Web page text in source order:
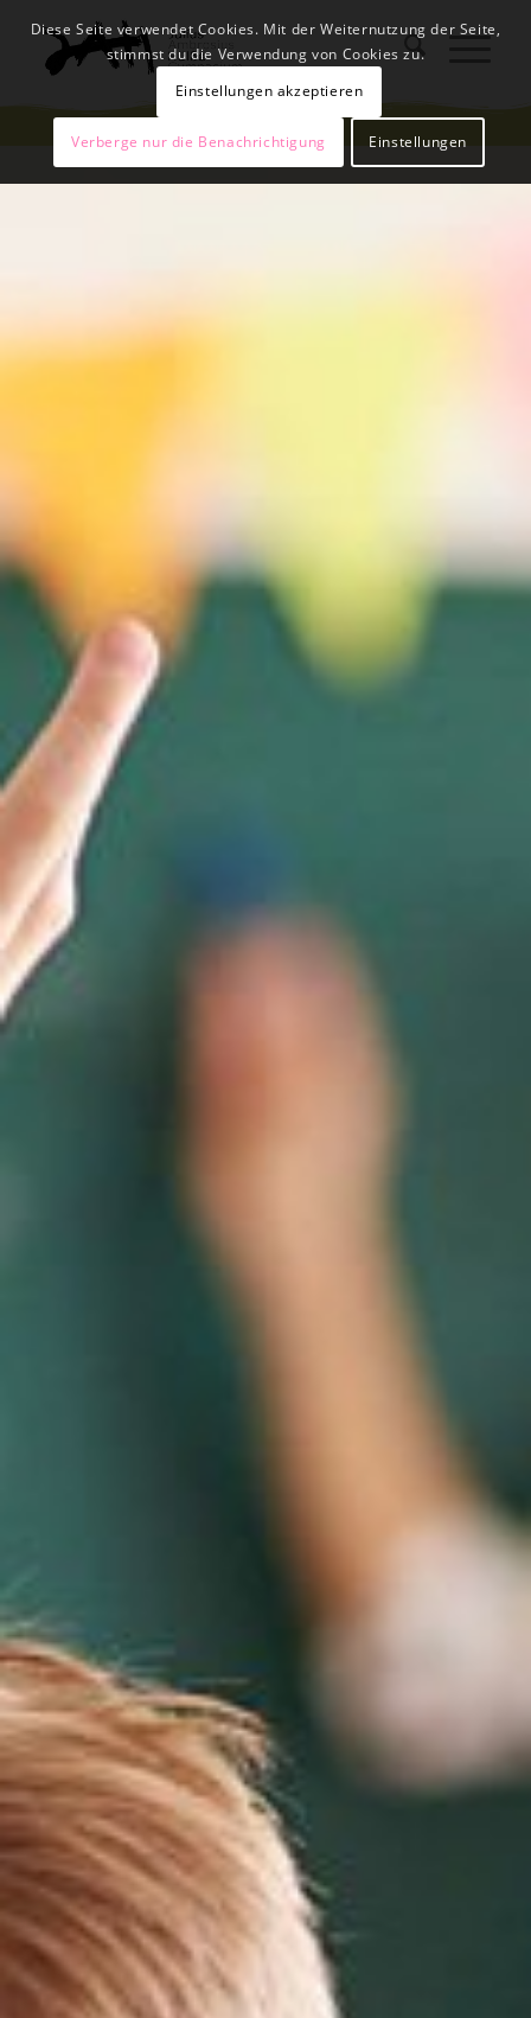
Diese Seite verwendet Cookies. Mit der Weiternutzung der Seite,
stimmst du die Verwendung von Cookies zu.
Einstellungen akzeptieren
Verberge nur die Benachrichtigung Einstellungen